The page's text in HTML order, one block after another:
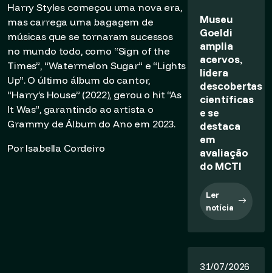
Harry Styles começou uma nova era,
mas carrega uma bagagem de
músicas que se tornaram sucessos
no mundo todo, como “Sign of the
Times”, “Watermelon Sugar” e “Lights
Up”. O último álbum do cantor,
“Harry’s House” (2022), gerou o hit “As
It Was”, garantindo ao artista o
Grammy de Álbum do Ano em 2023.
Por Isabella Cordeiro
Museu
Goeldi
amplia
acervos,
lidera
descobertas
científicas
e se
destaca
em
avaliação
do MCTI
Ler
notícia
31/07/2026